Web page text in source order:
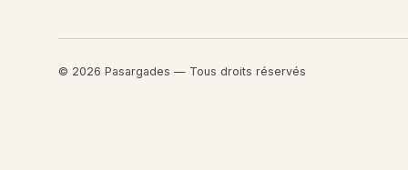
© 2026 Pasargades — Tous droits réservés